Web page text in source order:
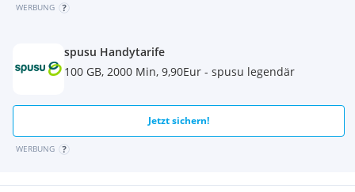
WERBUNG
spusu Handytarife
100 GB, 2000 Min, 9,90Eur - spusu legendär
Jetzt sichern!
WERBUNG